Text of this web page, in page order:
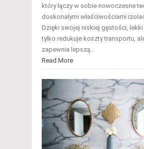
który łączy w sobie nowoczesne
doskonałymi właściwościami
Dzięki swojej niskiej gęstości,
tylko redukuje koszty transportu,
zapewnia lepszą…
Read More